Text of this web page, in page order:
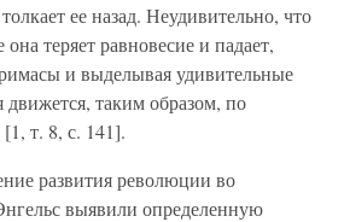
ее назад. Неудивительно, что
теряет равновесие и падает,
и выделывая удивительные
таким образом, по
т. 8, с. 141].
развития революции во
выявили определенную